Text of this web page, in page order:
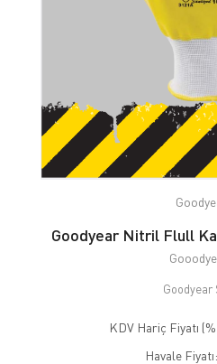
Goodyear Nitril Flull
Goodyear
KDV Hariç Fiyatı (
Havale Fiyatı: